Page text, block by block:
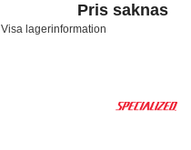
Pris saknas
Visa lagerinformation